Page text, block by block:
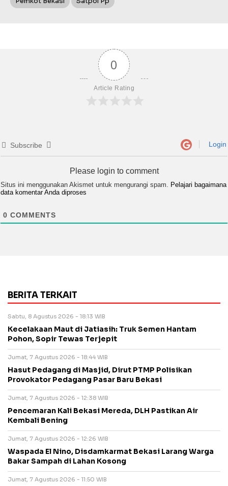
0
Article Rating
Subscribe Login
Please login to comment
Situs ini menggunakan Akismet untuk mengurangi spam. Pelajari bagaimana
data komentar Anda diproses
0 COMMENTS
BERITA TERKAIT
Sabtu, 8 Agustus 2026 - 18:13 WIB
Kecelakaan Maut di Jatiasih: Truk Semen Hantam
Pohon, Sopir Tewas Terjepit
Jumat, 7 Agustus 2026 - 18:44 WIB
Hasut Pedagang di Masjid, Dirut PTMP Polisikan
Provokator Pedagang Pasar Baru Bekasi
Jumat, 7 Agustus 2026 - 12:38 WIB
Pencemaran Kali Bekasi Mereda, DLH Pastikan Air
Kembali Bening
Jumat, 7 Agustus 2026 - 12:26 WIB
Waspada El Nino, Disdamkarmat Bekasi Larang Warga
Bakar Sampah di Lahan Kosong
Jumat, 7 Agustus 2026 - 11:50 WIB